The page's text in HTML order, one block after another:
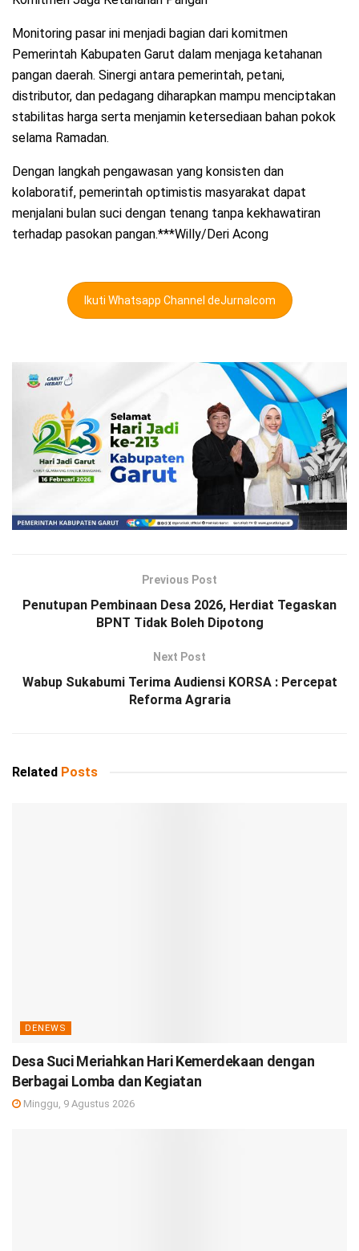
Monitoring pasar ini menjadi bagian dari komitmen
Pemerintah Kabupaten Garut dalam menjaga ketahanan
pangan daerah. Sinergi antara pemerintah, petani,
distributor, dan pedagang diharapkan mampu menciptakan
stabilitas harga serta menjamin ketersediaan bahan pokok
selama Ramadan.
Dengan langkah pengawasan yang konsisten dan
kolaboratif, pemerintah optimistis masyarakat dapat
menjalani bulan suci dengan tenang tanpa kekhawatiran
terhadap pasokan pangan.***Willy/Deri Acong
Ikuti Whatsapp Channel deJurnalcom
Previous Post
Penutupan Pembinaan Desa 2026, Herdiat Tegaskan
BPNT Tidak Boleh Dipotong
Next Post
Wabup Sukabumi Terima Audiensi KORSA : Percepat
Reforma Agraria
Related Posts
DENEWS
Desa Suci Meriahkan Hari Kemerdekaan dengan
Berbagai Lomba dan Kegiatan
Minggu, 9 Agustus 2026